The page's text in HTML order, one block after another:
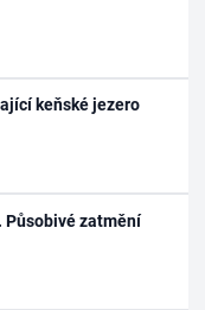
keňské jezero
Působivé zatmění